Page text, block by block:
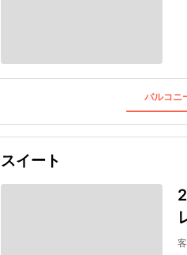
バルコニ
スイート